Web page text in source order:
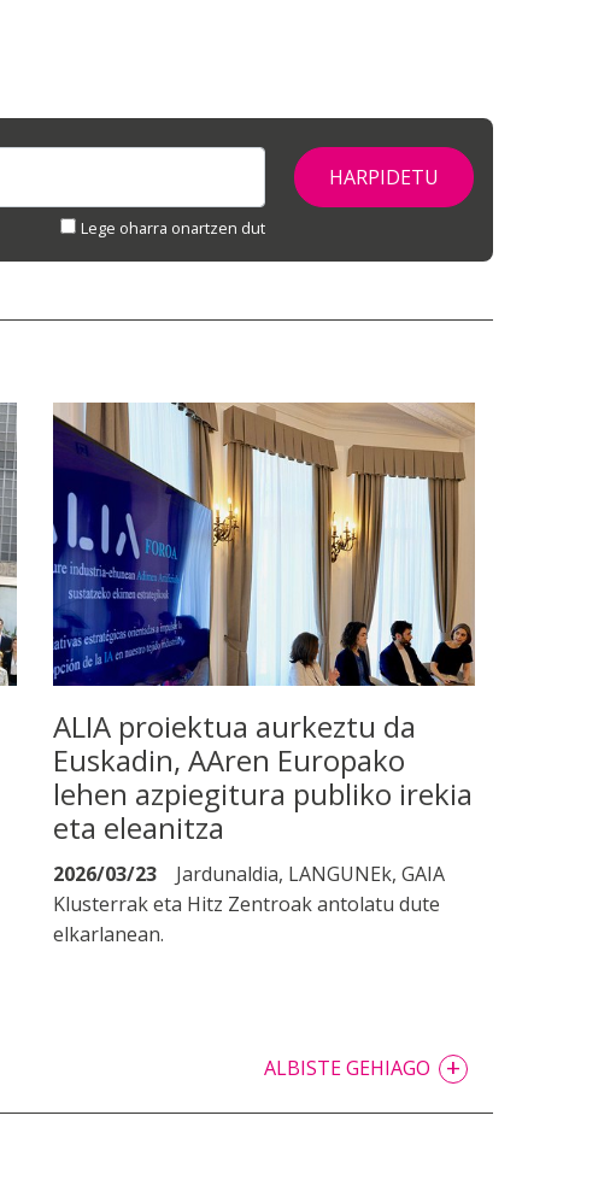
Lege oharra onartzen dut
ALIA proiektua aurkeztu da
Euskadin, AAren Europako
lehen azpiegitura publiko irekia
eta eleanitza
2026/03/23
Jardunaldia, LANGUNEk, GAIA
Klusterrak eta Hitz Zentroak antolatu dute
elkarlanean.
ALBISTE GEHIAGO +